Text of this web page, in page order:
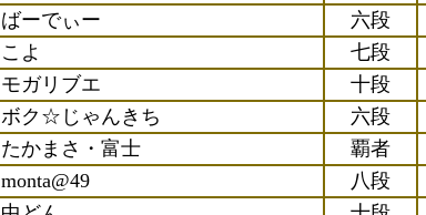
ばーでぃー 六段
こよ 七段
モガリブエ 十段
ボク☆じゃんきち 六段
たかまさ・富士 覇者
monta@49 八段